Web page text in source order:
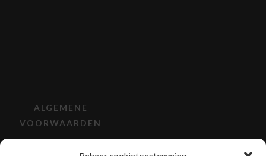
ALGEMENE
VOORWAARDEN